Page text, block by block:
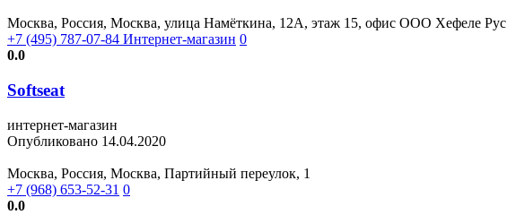
Москва, Россия, Москва, улица Намёткина, 12А, этаж 15, офис ООО Хефеле Рус
+7 (495) 787-07-84 Интернет-магазин 0
0.0
Softseat
интернет-магазин
Опубликовано 14.04.2020
Москва, Россия, Москва, Партийный переулок, 1
+7 (968) 653-52-31 0
0.0